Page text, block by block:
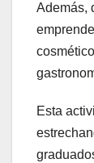
Además,
Esta